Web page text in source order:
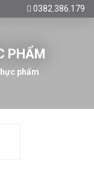
0382.386.179
PHẨM
phẩm